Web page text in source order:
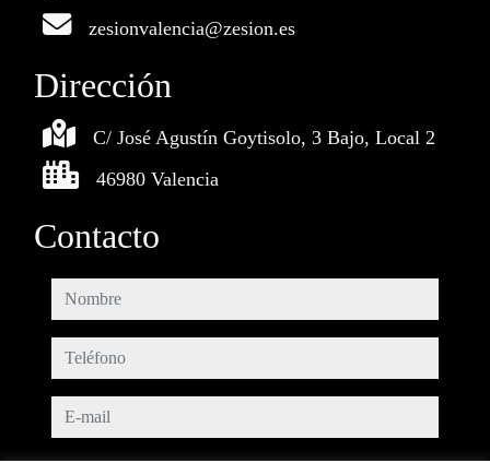
zesionvalencia@zesion.es
Dirección
C/ José Agustín Goytisolo, 3 Bajo, Local 2
46980 Valencia
Contacto
nombre
teléfono
e-mail